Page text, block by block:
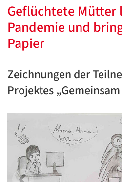
Geflüchtete Mütter
Pandemie und
Papier
Zeichnungen der
Projektes